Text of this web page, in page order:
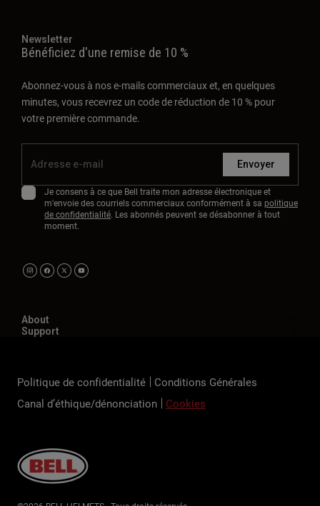
Newsletter
Bénéficiez d'une remise de 10 %
Abonnez-vous à nos e-mails commerciaux et, en quelques
minutes, vous recevrez un code de réduction de 10 % pour
votre première commande.
Envoyer
Je consens à ce que Bell traite mon adresse électronique et
m'envoie des courriels commerciaux conformément à sa politique
de confidentialité. Les abonnés peuvent se désabonner à tout
moment.
About
Support
Politique de confidentialité
Conditions Générales
Canal d’éthique/dénonciation
Cookies